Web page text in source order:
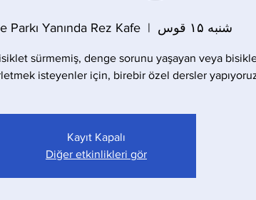
شنبه ۱۵ قوس
  |
Parkı Yanında Rez Kafe
sürmemiş, denge sorunu yaşayan veya
isteyenler için, birebir özel dersler
Kayıt Kapalı
Diğer etkinlikleri gör